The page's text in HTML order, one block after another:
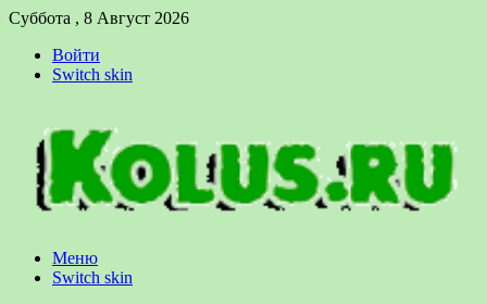
Суббота , 8 Август 2026
Войти
Switch skin
Меню
Switch skin